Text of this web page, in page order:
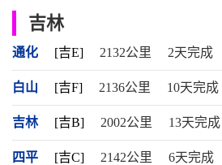
吉林
通化 [吉E] 2132公里 2天完成
白山 [吉F] 2136公里 10天完成
吉林 [吉B] 2002公里 13天完成
四平 [吉C] 2142公里 6天完成